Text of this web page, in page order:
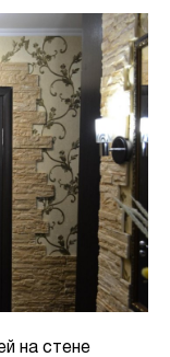
на стене